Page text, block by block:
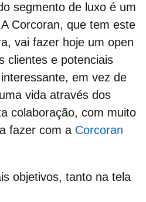
segmento de luxo é um
Corcoran, que tem este
vai fazer hoje um open
clientes e potenciais
em vez de
vida através dos
colaboração, com muito
fazer com a Corcoran
objetivos, tanto na tela